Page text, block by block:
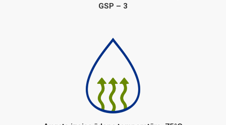
GSP – 3